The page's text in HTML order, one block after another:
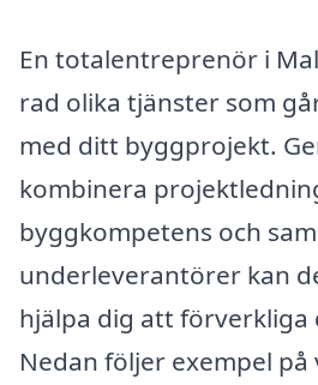
En totalentreprenör i
rad olika tjänster som
med ditt byggprojekt.
kombinera
byggkompetens och
underleverantörer kan
hjälpa dig att förverkliga
Nedan följer exempel